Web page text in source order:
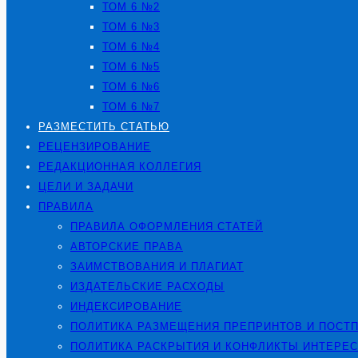
ТОМ 6 №2
ТОМ 6 №3
ТОМ 6 №4
ТОМ 6 №5
ТОМ 6 №6
ТОМ 6 №7
РАЗМЕСТИТЬ СТАТЬЮ
РЕЦЕНЗИРОВАНИЕ
РЕДАКЦИОННАЯ КОЛЛЕГИЯ
ЦЕЛИ И ЗАДАЧИ
ПРАВИЛА
ПРАВИЛА ОФОРМЛЕНИЯ СТАТЕЙ
АВТОРСКИЕ ПРАВА
ЗАИМСТВОВАНИЯ И ПЛАГИАТ
ИЗДАТЕЛЬСКИЕ РАСХОДЫ
ИНДЕКСИРОВАНИЕ
ПОЛИТИКА РАЗМЕЩЕНИЯ ПРЕПРИНТОВ И
ПОЛИТИКА РАСКРЫТИЯ И КОНФЛИКТЫ